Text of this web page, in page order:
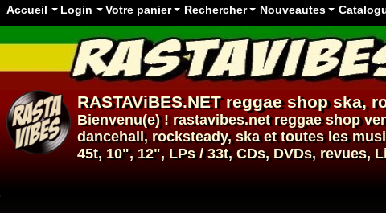
Accueil Login Votre panier Rechercher Nouveautes
RASTAViBES.NETreggae shopska,
Bienvenu(e) ! rastavibes.netreggae shop
dancehall , rocksteady, ska et toutes les
45t, 10", 12", LPs / 33t, CDs, DVDs, revues,